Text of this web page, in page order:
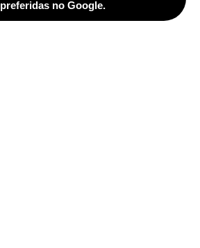
preferidas no Google.